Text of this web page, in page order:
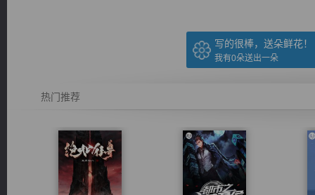
写的很棒，送朵鲜花！
我有0朵送出一朵
热门推荐